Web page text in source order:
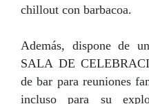
chillout con barbacoa.
Además, dispone de
SALA DE
de bar para reuniones
incluso para su